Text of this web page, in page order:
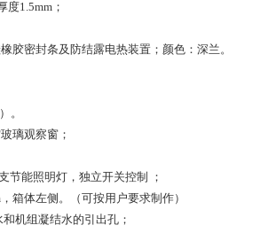
度1.5mm；
胶密封条及防结露电热装置；颜色：深兰。
。
璃观察窗；
节能照明灯，独立开关控制 ；
箱体左侧。（可按用户要求制作）
机组凝结水的引出孔；